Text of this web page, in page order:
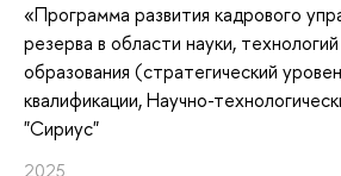
«Программа развития кадрового
резерва в области науки,
образования (стратегический
квалификации, Научно-
"Сириус"
2025